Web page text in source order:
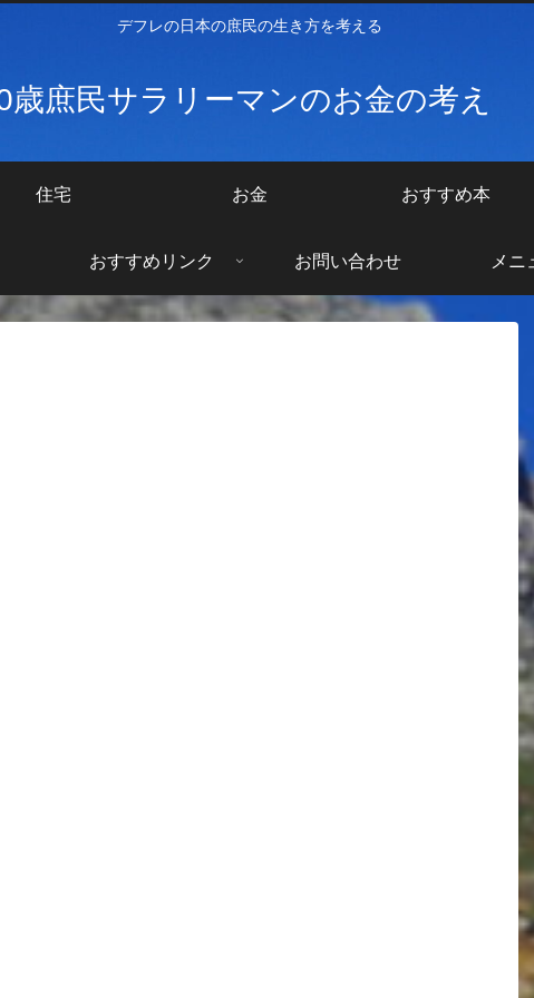
デフレの日本の庶民の生き方を考える
歳庶民サラリーマンのお金の考え
住宅 お金 おすすめ本
おすすめリンク お問い合わせ メニ